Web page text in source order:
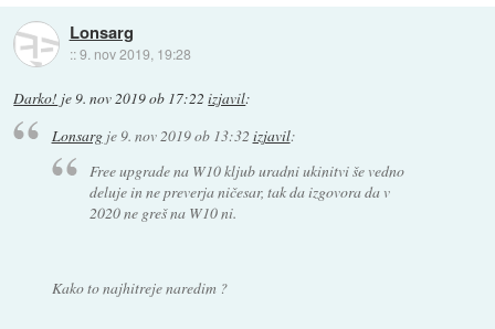
Lonsarg
::9. nov 2019, 19:28
Darko! je9. nov 2019 ob 17:22 izjavil:
Lonsargje 9. nov 2019 ob 13:32 izjavil:
Free upgrade na W10 kljub uradni ukinitvi še vedno
deluje in ne preverja ničesar, tak da izgovora da v
2020 ne greš na W10 ni.
Kako to najhitreje naredim ?